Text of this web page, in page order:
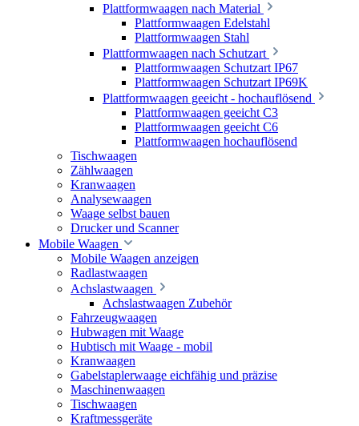
Plattformwaagen nach Material
Plattformwaagen Edelstahl
Plattformwaagen Stahl
Plattformwaagen nach Schutzart
Plattformwaagen Schutzart IP67
Plattformwaagen Schutzart IP69K
Plattformwaagen geeicht - hochauflösend
Plattformwaagen geeicht C3
Plattformwaagen geeicht C6
Plattformwaagen hochauflösend
Tischwaagen
Zählwaagen
Kranwaagen
Analysewaagen
Waage selbst bauen
Drucker und Scanner
Mobile Waagen
Mobile Waagen anzeigen
Radlastwaagen
Achslastwaagen
Achslastwaagen Zubehör
Fahrzeugwaagen
Hubwagen mit Waage
Hubtisch mit Waage - mobil
Kranwaagen
Gabelstaplerwaage eichfähig und präzise
Maschinenwaagen
Tischwaagen
Kraftmessgeräte